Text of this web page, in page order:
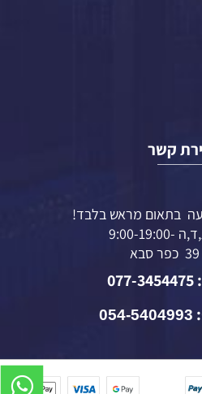
קשר
בתאום מראש בלבד!
19:00
054-5404993